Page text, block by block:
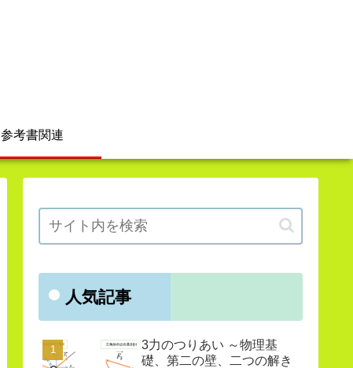
参考書関連
人気記事
3力のつりあい ～物理基
礎、第二の壁、二つの解き